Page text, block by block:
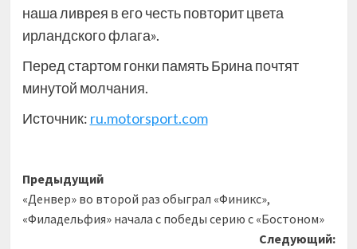
наша ливрея в его честь повторит цвета
ирландского флага».
Перед стартом гонки память Брина почтят
минутой молчания.
Источник: ru.motorsport.com
Навигация
записи
Предыдущий
«Денвер» во второй раз обыграл «Финикс»,
«Филадельфия» начала с победы серию с «Бостоном»
Следующий: